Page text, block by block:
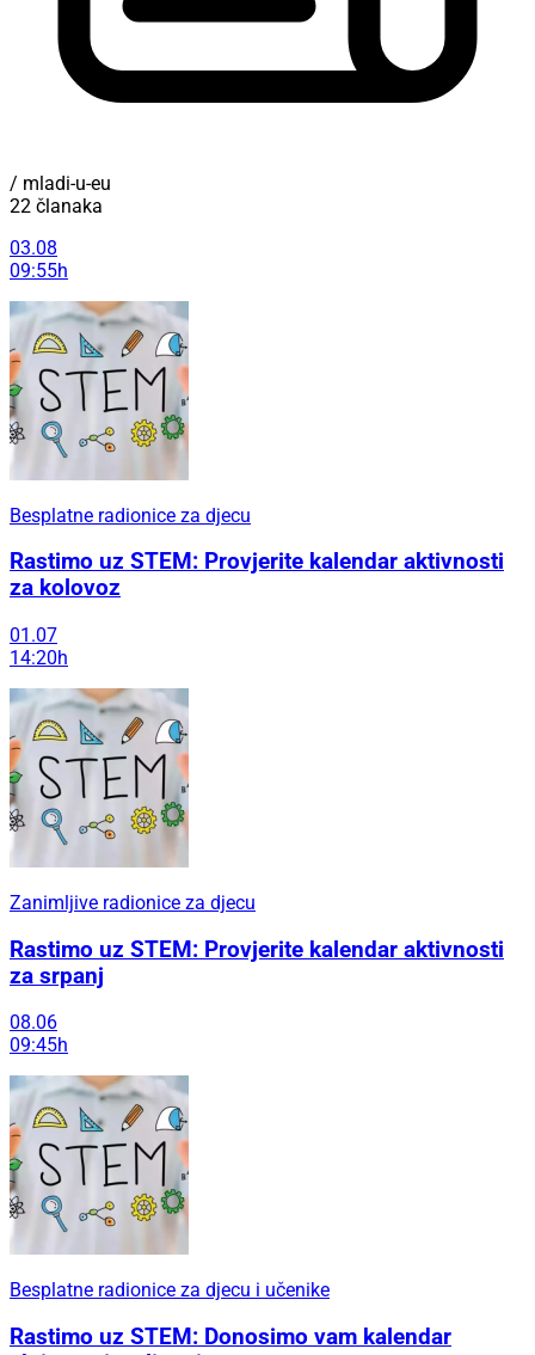
/ mladi-u-eu
22 članaka
03.08
09:55h
Besplatne radionice za djecu
Rastimo uz STEM: Provjerite kalendar aktivnosti
za kolovoz
01.07
14:20h
Zanimljive radionice za djecu
Rastimo uz STEM: Provjerite kalendar aktivnosti
za srpanj
08.06
09:45h
Besplatne radionice za djecu i učenike
Rastimo uz STEM: Donosimo vam kalendar